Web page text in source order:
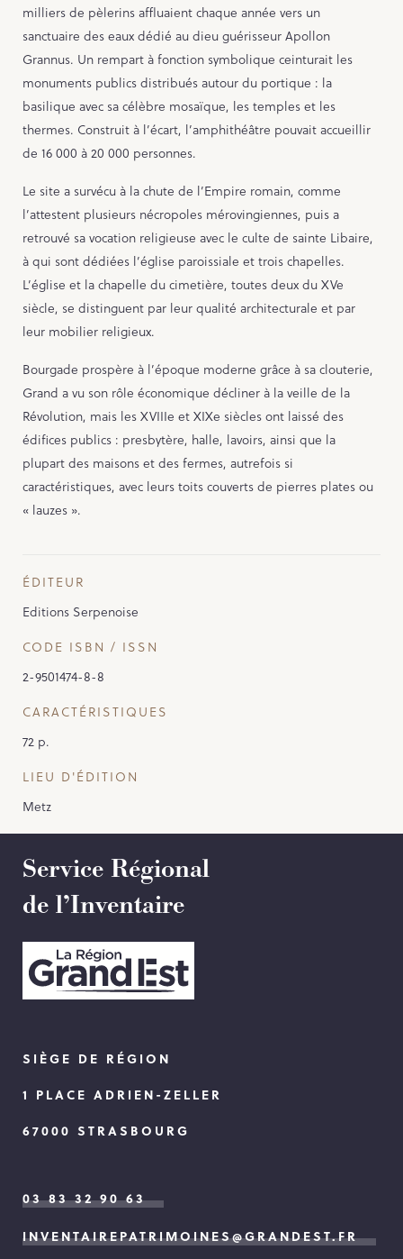
milliers de pèlerins affluaient chaque année vers un
sanctuaire des eaux dédié au dieu guérisseur Apollon
Grannus. Un rempart à fonction symbolique ceinturait les
monuments publics distribués autour du portique : la
basilique avec sa célèbre mosaïque, les temples et les
thermes. Construit à l’écart, l’amphithéâtre pouvait accueillir
de 16 000 à 20 000 personnes.
Le site a survécu à la chute de l’Empire romain, comme
l’attestent plusieurs nécropoles mérovingiennes, puis a
retrouvé sa vocation religieuse avec le culte de sainte Libaire,
à qui sont dédiées l’église paroissiale et trois chapelles.
L’église et la chapelle du cimetière, toutes deux du XVe
siècle, se distinguent par leur qualité architecturale et par
leur mobilier religieux.
Bourgade prospère à l’époque moderne grâce à sa clouterie,
Grand a vu son rôle économique décliner à la veille de la
Révolution, mais les XVIIIe et XIXe siècles ont laissé des
édifices publics : presbytère, halle, lavoirs, ainsi que la
plupart des maisons et des fermes, autrefois si
caractéristiques, avec leurs toits couverts de pierres plates ou
« lauzes ».
ÉDITEUR
Editions Serpenoise
CODE ISBN / ISSN
2-9501474-8-8
CARACTÉRISTIQUES
72 p.
LIEU D'ÉDITION
Metz
Service Régional
de l’Inventaire
SIÈGE DE RÉGION
1 PLACE ADRIEN-ZELLER
67000 STRASBOURG
03 83 32 90 63
INVENTAIREPATRIMOINES@GRANDEST.FR